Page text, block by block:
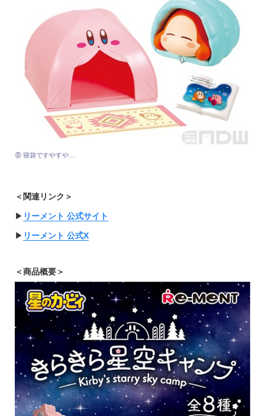
⑧ 寝袋ですやすや…
＜関連リンク＞
▶︎ リーメント 公式サイト
▶︎ リーメント 公式X
＜商品概要＞